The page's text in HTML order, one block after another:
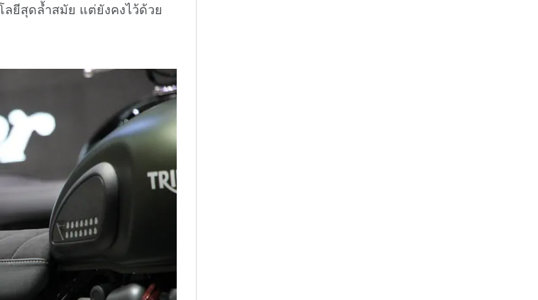
ยีสุดล้ำสมัย แต่ยังคงไว้ด้วย